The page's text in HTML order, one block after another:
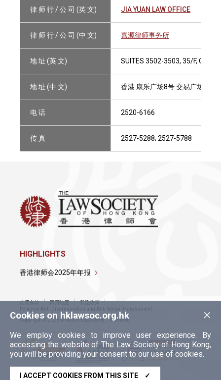
律 师 行 / 公 司 (英 文) JIA YUAN LAW OFFICE
律 师 行 / 公 司 (中 文) 嘉源律师事务所
地 址 (英 文) SUITES 3502-3503, 35/F, ONE
地 址 (中 文) 香港 康乐广场8号 交易广场1座
电 话 2520-6166
传 真 2527-5288; 2527-5788
×
Cookies on hklawsoc.org.hk
We employ cookies to improve user experience. By
accessing the website of The Law Society of Hong Kong,
you will be providing your consent to our use of cookies.
I ACCEPT COOKIES FROM THIS SITE ✓
HIGHLIGHTS
香港律师会2025年年报
使用条款 网页地图
私隐政策
Policy on Anti-Discrimination and Anti-Sexual Harassment
Copyright © 2026 香港律师会版权所有，不得转载